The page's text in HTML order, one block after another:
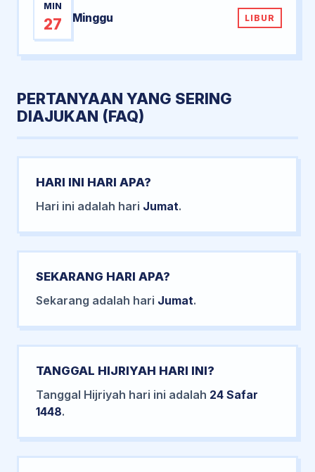
MIN
27 Minggu LIBUR
PERTANYAAN YANG SERING
DIAJUKAN (FAQ)
HARI INI HARI APA?
Hari ini adalah hari Jumat.
SEKARANG HARI APA?
Sekarang adalah hari Jumat.
TANGGAL HIJRIYAH HARI INI?
Tanggal Hijriyah hari ini adalah 24 Safar
1448.